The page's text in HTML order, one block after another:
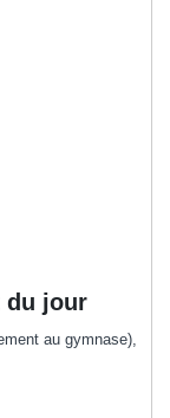
du jour
au gymnase),